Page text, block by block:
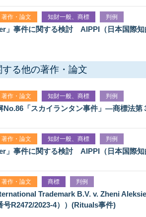
著作・論文 知財一般、商標 判例
」事件に関する検討 AIPPI（日本国際知
る他の著作・論文
著作・論文 知財一般、商標 判例
No.86「スカイランタン事件」―商標法第
著作・論文 知財一般、商標 判例
」事件に関する検討 AIPPI（日本国際知
著作・論文 商標 判例
Trademark B.V. v. Zheni
号R2472/2023-4））(Rituals事件)